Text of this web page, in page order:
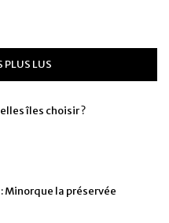
PLUS LUS
îles choisir ?
Minorque la préservée